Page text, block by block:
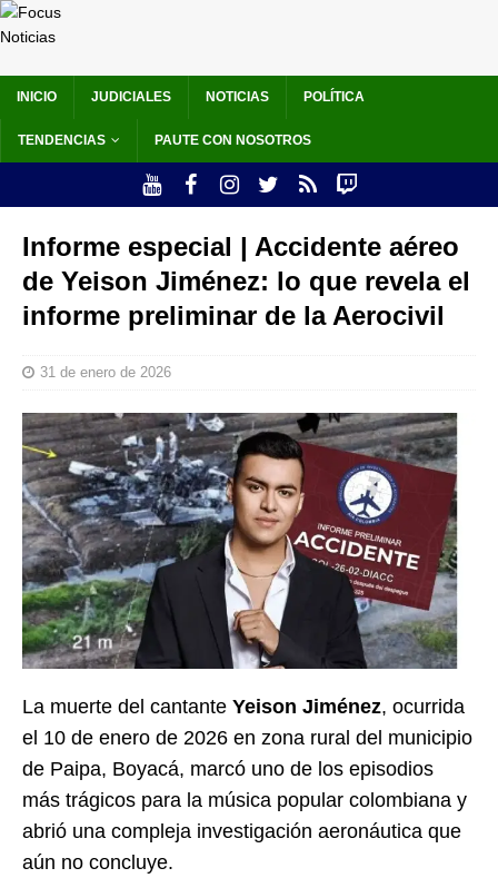
INICIO JUDICIALES NOTICIAS POLÍTICA
TENDENCIAS PAUTE CON NOSOTROS
Informe especial | Accidente aéreo
de Yeison Jiménez: lo que revela el
informe preliminar de la Aerocivil
31 de enero de 2026
La muerte del cantante Yeison Jiménez, ocurrida
el 10 de enero de 2026 en zona rural del municipio
de Paipa, Boyacá, marcó uno de los episodios
más trágicos para la música popular colombiana y
abrió una compleja investigación aeronáutica que
aún no concluye.